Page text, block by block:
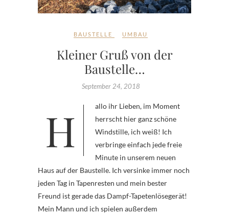
BAUSTELLE UMBAU
Kleiner Gruß von der
Baustelle…
September 24, 2018
Hallo ihr Lieben, im Moment
herrscht hier ganz schöne
Windstille, ich weiß! Ich
verbringe einfach jede freie
Minute in unserem neuen
Haus auf der Baustelle. Ich versinke immer noch
jeden Tag in Tapenresten und mein bester
Freund ist gerade das Dampf-Tapetenlösegerät!
Mein Mann und ich spielen außerdem